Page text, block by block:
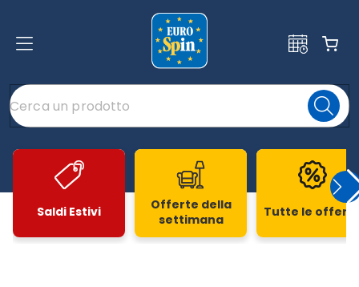
Saldi Estivi
Offerte della
settimana
Tutte le